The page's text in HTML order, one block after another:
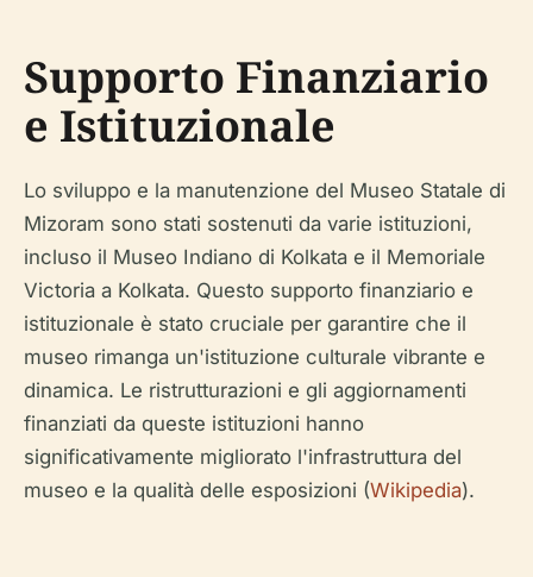
Supporto Finanziario
e Istituzionale
Lo sviluppo e la manutenzione del Museo Statale di
Mizoram sono stati sostenuti da varie istituzioni,
incluso il Museo Indiano di Kolkata e il Memoriale
Victoria a Kolkata. Questo supporto finanziario e
istituzionale è stato cruciale per garantire che il
museo rimanga un'istituzione culturale vibrante e
dinamica. Le ristrutturazioni e gli aggiornamenti
finanziati da queste istituzioni hanno
significativamente migliorato l'infrastruttura del
museo e la qualità delle esposizioni (Wikipedia).